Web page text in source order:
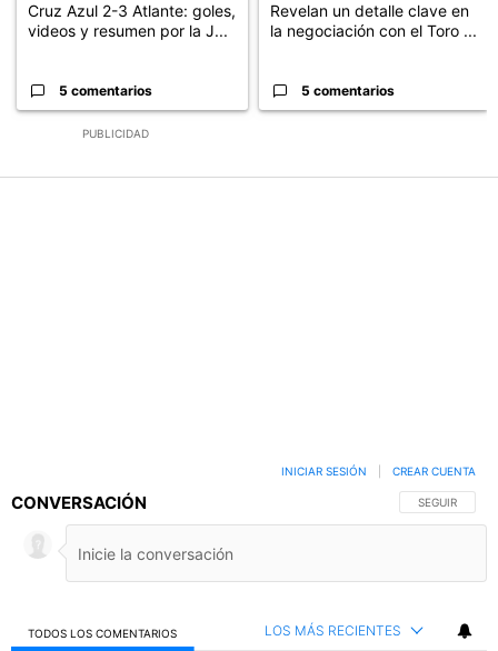
PUBLICIDAD
Cruz Azul 2-3 Atlante: goles,
videos y resumen por la J...
5 comentarios
Revelan un detalle clave en
la negociación con el Toro ...
5 comentarios
CONVERSACIÓN SIGA ESTA
SEGUIR
INICIAR SESIÓN CREAR CUENTA
TODOS LOS COMENTARIOS LOS MÁS RECIENTES